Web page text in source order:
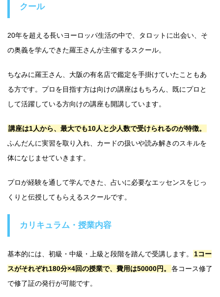
クール
20年を超える長いヨーロッパ生活の中で、タロットに出会い、そ
の奥義を学んできた羅王さんが主催するスクール。
ちなみに羅王さん、大阪の有名店で鑑定を手掛けていたこともあ
る方です。プロを目指す方は向けの講座はもちろん、既にプロと
して活躍している方向けの講座も開講しています。
講座は1人から、最大でも10人と少人数で受けられるのが特徴。
ふんだんに実習を取り入れ、カードの扱いや読み解きのスキルを
体になじませていきます。
プロが経験を通して学んできた、占いに必要なエッセンスをじっ
くりと伝授してもらえるスクールです。
カリキュラム・授業内容
基本的には、初級・中級・上級と段階を踏んで受講します。
1コー
スがそれぞれ180分×4回の授業で、費用は50000円。
各コース修了
で修了証の発行が可能です。